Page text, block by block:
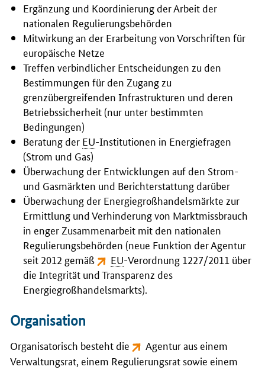
Ergänzung und Koordinierung der Arbeit der
nationalen Regulierungsbehörden
Mitwirkung an der Erarbeitung von Vorschriften für
europäische Netze
Treffen verbindlicher Entscheidungen zu den
Bestimmungen für den Zugang zu
grenzübergreifenden Infrastrukturen und deren
Betriebssicherheit (nur unter bestimmten
Bedingungen)
Beratung der EU-Institutionen in Energiefragen
(Strom und Gas)
Überwachung der Entwicklungen auf den Strom-
und Gasmärkten und Berichterstattung darüber
Überwachung der Energiegroßhandelsmärkte zur
Ermittlung und Verhinderung von Marktmissbrauch
in enger Zusammenarbeit mit den nationalen
Regulierungsbehörden (neue Funktion der Agentur
seit 2012 gemäß
EU-Verordnung 1227/2011 über
die Integrität und Transparenz des
Energiegroßhandelsmarkts).
Organisation
Organisatorisch besteht die
Agentur aus einem
Verwaltungsrat, einem Regulierungsrat sowie einem